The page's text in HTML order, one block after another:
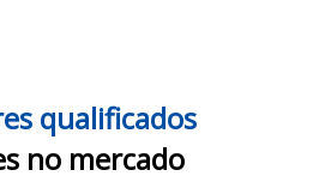
qualificados
no mercado